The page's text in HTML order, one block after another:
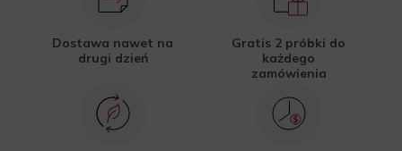
Dostawa nawet na
drugi dzień
Gratis 2 próbki do
każdego
zamówienia